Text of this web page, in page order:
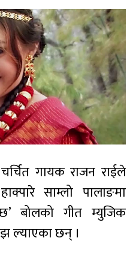
गायक राजन राईले
साम्लो पालाङमा
बोलको गीत म्युजिक
ल्याएका छन् ।